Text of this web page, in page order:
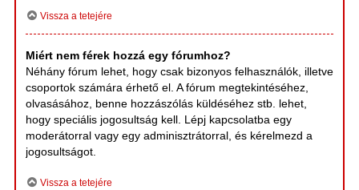
Vissza a tetejére
Miért nem férek hozzá egy fórumhoz?
Néhány fórum lehet, hogy csak bizonyos felhasználók, illetve
csoportok számára érhető el. A fórum megtekintéséhez,
olvasásához, benne hozzászólás küldéséhez stb. lehet,
hogy speciális jogosultság kell. Lépj kapcsolatba egy
moderátorral vagy egy adminisztrátorral, és kérelmezd a
jogosultságot.
Vissza a tetejére